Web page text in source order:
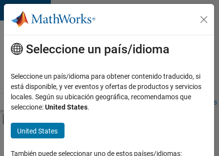
Saltar al contenido
Ofertas
de
empleo
MathWorks
Visión general Búsqueda de empleo Oficinas locales
Contenido principal
FILTRADO POR
Seleccione un país/idioma
Seleccione un país/idioma para obtener contenido traducido, si
está disponible, y ver eventos y ofertas de productos y servicios
locales. Según su ubicación geográfica, recomendamos que
seleccione:United States.
United States
También puede seleccionar uno de estos países/idiomas: